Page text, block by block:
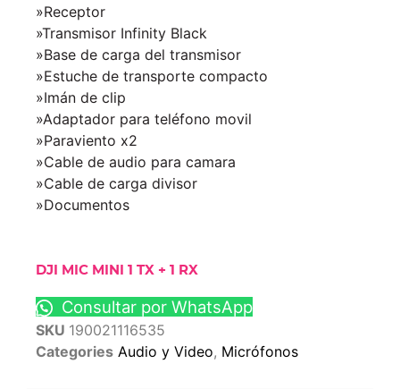
»Receptor
»Transmisor Infinity Black
»Base de carga del transmisor
»Estuche de transporte compacto
»Imán de clip
»Adaptador para teléfono movil
»Paraviento x2
»Cable de audio para camara
»Cable de carga divisor
»Documentos
DJI MIC MINI 1 TX + 1 RX
Consultar por WhatsApp
SKU 190021116535
Categories Audio y Video, Micrófonos